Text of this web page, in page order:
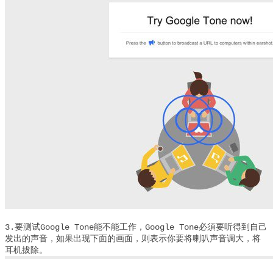
3.要测试Google Tone能不能工作，Google Tone必須要听得到自己
发出的声音，如果出现下面的画面，则表示你要将喇叭声音调大，将
耳机拔除。